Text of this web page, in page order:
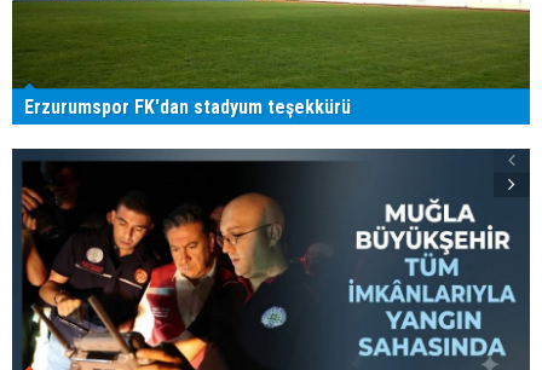
Erzurumspor FK'dan stadyum teşekkürü